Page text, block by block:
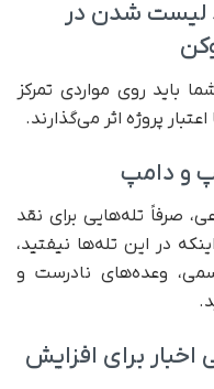
لیست شدن در
باید روی مواردی تمرکز
پروژه اثر می‌گذارند.
و دامپ
صرفاً تله‌هایی برای نقد
در این تله‌ها نیفتید،
وعده‌های نادرست و
اخبار برای افزایش